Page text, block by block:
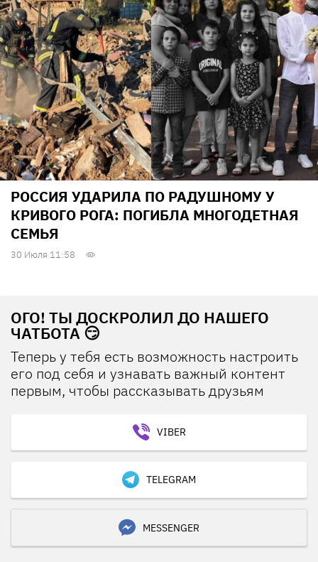
РОССИЯ УДАРИЛА ПО РАДУШНОМУ У
КРИВОГО РОГА: ПОГИБЛА МНОГОДЕТНАЯ
СЕМЬЯ
30 Июля 11:58
ОГО! ТЫ ДОСКРОЛИЛ ДО НАШЕГО
ЧАТБОТА 😏
Теперь у тебя есть возможность настроить
его под себя и узнавать важный контент
первым, чтобы рассказывать друзьям
VIBER
TELEGRAM
MESSENGER